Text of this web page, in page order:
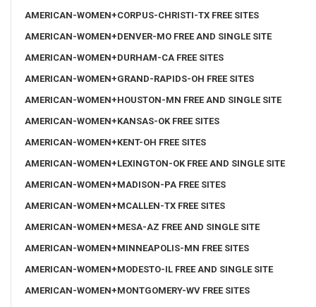
AMERICAN-WOMEN+CORPUS-CHRISTI-TX FREE SITES
AMERICAN-WOMEN+DENVER-MO FREE AND SINGLE SITE
AMERICAN-WOMEN+DURHAM-CA FREE SITES
AMERICAN-WOMEN+GRAND-RAPIDS-OH FREE SITES
AMERICAN-WOMEN+HOUSTON-MN FREE AND SINGLE SITE
AMERICAN-WOMEN+KANSAS-OK FREE SITES
AMERICAN-WOMEN+KENT-OH FREE SITES
AMERICAN-WOMEN+LEXINGTON-OK FREE AND SINGLE SITE
AMERICAN-WOMEN+MADISON-PA FREE SITES
AMERICAN-WOMEN+MCALLEN-TX FREE SITES
AMERICAN-WOMEN+MESA-AZ FREE AND SINGLE SITE
AMERICAN-WOMEN+MINNEAPOLIS-MN FREE SITES
AMERICAN-WOMEN+MODESTO-IL FREE AND SINGLE SITE
AMERICAN-WOMEN+MONTGOMERY-WV FREE SITES